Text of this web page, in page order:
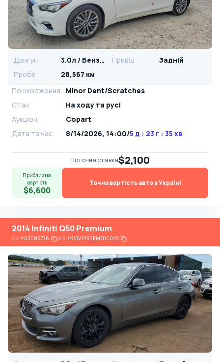
Двигун 3.0л / Бензин Привід
Задній
Пробіг
28,567 км
Пошкодження
Minor Dent/Scratches
Стан
На ​​ходу та русі
Аукціон
Copart
Дата та час
8/14/2026, 14:00/5 д : 23 г : 35 хв
Поточна ставка$2,100
Приблизна
вартість
$6,600
Точна вартість авто в Україні
2014 Infiniti Q50 Premium
Lot#63005736 VIN:JN1BV7AR3EM700002